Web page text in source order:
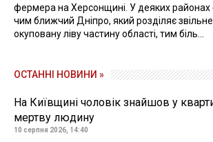
фермера на Херсонщині. У деяких районах
чим ближчий Дніпро, який розділяє
окуповану ліву частину області, тим біль...
ОСТАННІ НОВИНИ »
На Київщині чоловік знайшов у
мертву людину
10 серпня 2026, 14:40